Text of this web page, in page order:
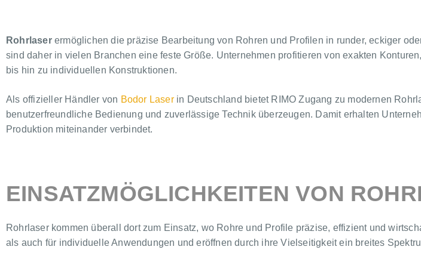
Rohrlaserermöglichen die präzise Bearbeitung von Rohren und Profilen in runder, eckiger
sind daher in vielen Branchen eine feste Größe. Unternehmen profitieren von exakten
bis hin zu individuellen Konstruktionen.
Als offizieller Händler von Bodor Laserin Deutschland bietet RIMO Zugang zu modernen
benutzerfreundliche Bedienung und zuverlässige Technik überzeugen. Damit erhalten
Produktion miteinander verbindet.
EINSATZMÖGLICHKEITEN VON
Rohrlaser kommen überall dort zum Einsatz, wo Rohre und Profile präzise, effizient und
als auch für individuelle Anwendungen und eröffnen durch ihre Vielseitigkeit ein breites